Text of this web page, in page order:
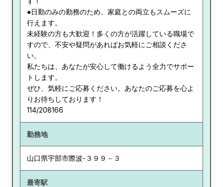
●日勤のみの勤務のため、家庭との両立もスムーズに
行えます。
未経験の方も大歓迎！多くの方が活躍している職場で
すので、不安や疑問があればお気軽にご相談くださ
い。
私たちは、あなたが安心して働けるよう全力でサポー
トします。
ぜひ、気軽にご応募ください。あなたのご応募を心よ
りお待ちしております！
114/208166
勤務地
山口県宇部市際波-３９９－３
最寄駅